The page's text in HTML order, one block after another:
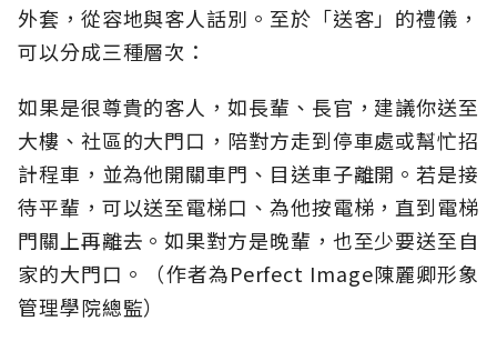
外套，從容地與客人話別。至於「送客」的禮儀，
可以分成三種層次：
如果是很尊貴的客人，如長輩、長官，建議你送至
大樓、社區的大門口，陪對方走到停車處或幫忙招
計程車，並為他開關車門、目送車子離開。若是接
待平輩，可以送至電梯口、為他按電梯，直到電梯
門關上再離去。如果對方是晚輩，也至少要送至自
家的大門口。（作者為Perfect Image陳麗卿形象
管理學院總監）